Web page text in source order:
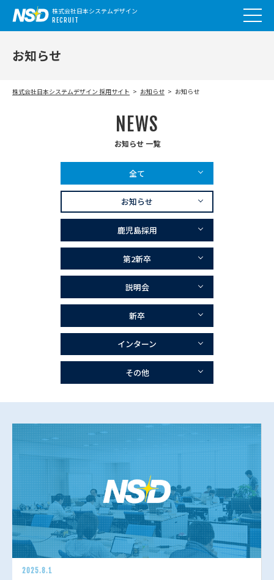
株式会社日本システムデザイン
RECRUIT
お知らせ
株式会社日本システムデザイン 採用サイト お知らせ お知らせ
NEWS
お知らせ 一覧
全て
お知らせ
鹿児島採用
第2新卒
説明会
新卒
インターン
その他
2025.8.1